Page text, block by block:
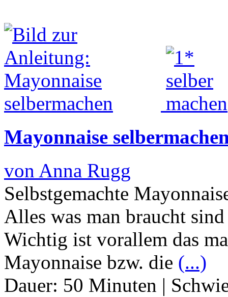
Mayonnaise
von Anna Rugg
Selbstgemachte
Alles was man braucht
Wichtig ist vorallem das
Mayonnaise bzw. die (...)
Dauer: 50 Minuten |